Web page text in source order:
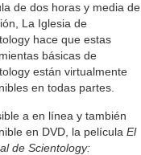
de dos horas y media de
La Iglesia de
hace que estas
básicas de
están virtualmente
en todas partes.
a en línea y también
en DVD, la película El
de Scientology: